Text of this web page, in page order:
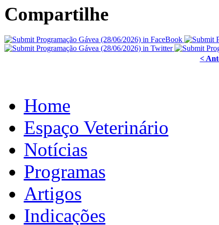
Compartilhe
<
Home
Espaço Veterinário
Notícias
Programas
Artigos
Indicações